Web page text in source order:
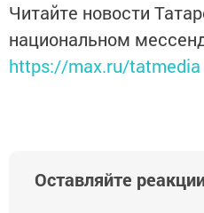
Читайте новости
национальном
https://max.ru/tatmedia
Оставляйте